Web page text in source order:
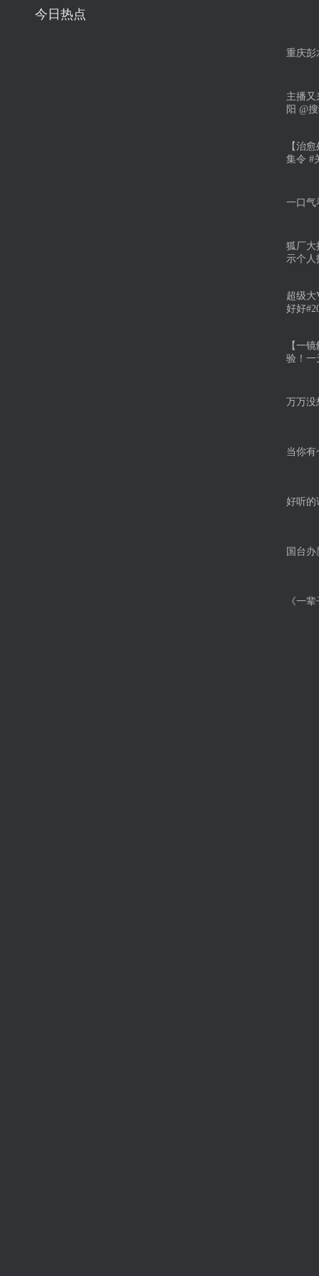
今日热点
重庆彭
主播又
阳 @
【治
集令 #
一口气
狐厂大
示个人
超级大
好好
【一
验！一
万万没
当你有
好听的
国台
《一